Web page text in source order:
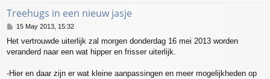
Treehugs in een nieuw jasje
P
s
t
15 May 2013, 15:32
Het vertrouwde uiterlijk zal morgen donderdag 16 mei 2013 worden
veranderd naar een wat hipper en frisser uiterlijk.
-Hier en daar zijn er wat kleine aanpassingen en meer mogelijkheden op